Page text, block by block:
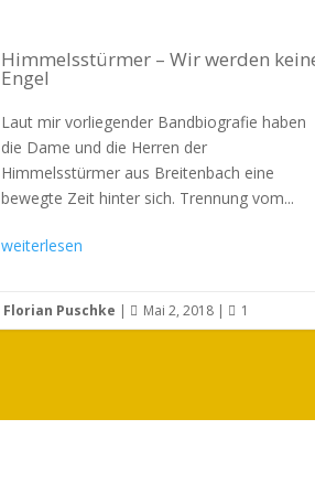
Himmelsstürmer – Wir werden
Engel
Laut mir vorliegender Bandbiografie haben
die Dame und die Herren der
Himmelsstürmer aus Breitenbach eine
bewegte Zeit hinter sich. Trennung vom...
weiterlesen
Florian Puschke |  Mai 2, 2018 |  1